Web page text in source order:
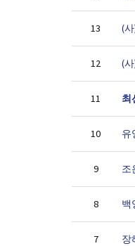
13 (
12 (
11 최
10 유
9 조
8 백
7 장